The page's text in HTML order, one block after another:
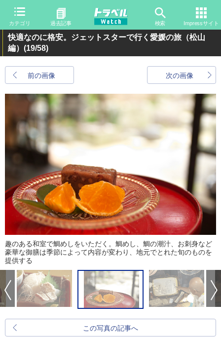
カテゴリ 過去記事 検索 Impressサイト
快適なのに格安。ジェットスターで行く愛媛の旅（松山
編） (19/58)
前の画像 次の画像
趣のある和室で鯛めしをいただく。鯛めし、鯛の潮汁、お刺身など
豪華な御膳は季節によって内容が変わり、地元でとれた旬のものを
提供する
この写真の記事へ